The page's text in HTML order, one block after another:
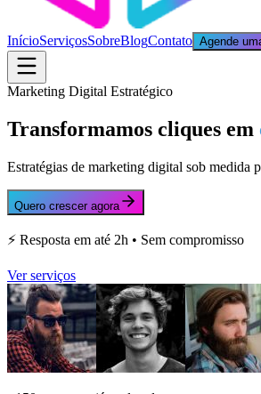
InícioServiçosSobreBlogContato Agende
Marketing Digital Estratégico
Transformamos cliques em
Estratégias de marketing digital sob medida
Quero crescer agora
⚡ Resposta em até 2h • Sem compromisso
Ver serviços